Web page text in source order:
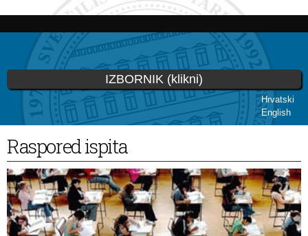
Skip to
content
Hrvatski
English
IZBORNIK (klikni)
You are here
Raspored ispita